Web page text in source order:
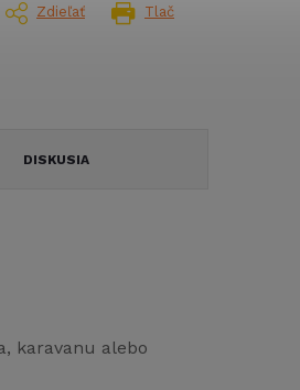
Tlač
Zdieľať
DISKUSIA
karavanu alebo